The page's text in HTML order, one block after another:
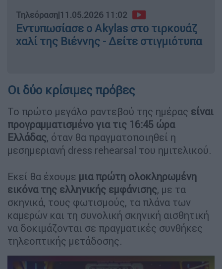
Τηλεόραση|11.05.2026 11:02
Εντυπωσίασε ο Akylas στο τιρκουάζ
χαλί της Βιέννης - Δείτε στιγμιότυπα
Οι δύο κρίσιμες πρόβες
Το πρώτο μεγάλο ραντεβού της ημέρας είναι
προγραμματισμένο για τις 16:45 ώρα
Ελλάδας, όταν θα πραγματοποιηθεί η
μεσημεριανή dress rehearsal του ημιτελικού.
Εκεί θα έχουμε μια πρώτη ολοκληρωμένη
εικόνα της ελληνικής εμφάνισης, με τα
σκηνικά, τους φωτισμούς, τα πλάνα των
καμερών και τη συνολική σκηνική αισθητική
να δοκιμάζονται σε πραγματικές συνθήκες
τηλεοπτικής μετάδοσης.